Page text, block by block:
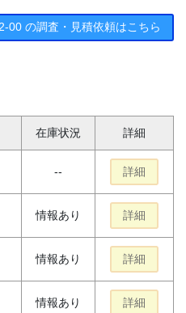
00 の調査・見積依頼はこちら
在庫状況 詳細
-- 詳細
情報あり 詳細
情報あり 詳細
情報あり 詳細